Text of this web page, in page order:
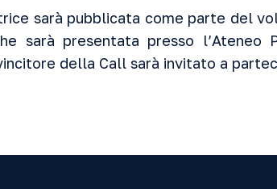
sarà pubblicata come parte del
sarà presentata presso l’Ateneo
della Call sarà invitato a